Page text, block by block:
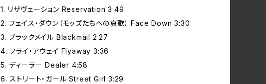
1. リザヴェーション Reservation 3:49
2. フェイス‧ダウン（モッズたちへの哀歌） Face Down 3:30
3. ブラックメイル Blackmail 2:27
4. フライ‧アウェイ Flyaway 3:36
5. ディーラー Dealer 4:58
6. ストリート‧ガール Street Girl 3:29